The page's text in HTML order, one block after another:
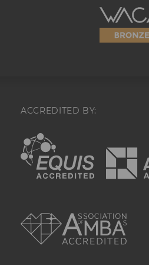
Webseite
ACCREDITED BY:
EQUIS_guid
BizographicsOptOut
lidc